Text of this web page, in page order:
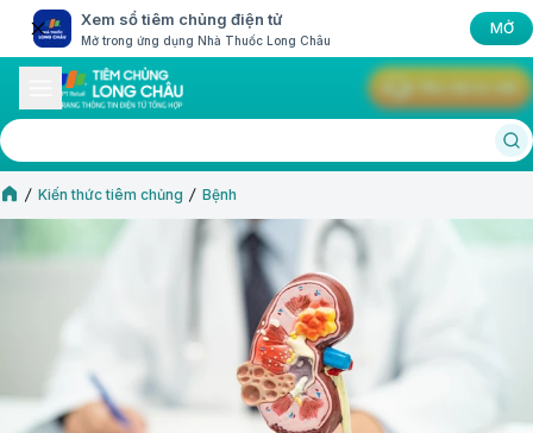
Xem sổ tiêm chủng điện tử
Mở trong ứng dụng Nhà Thuốc Long Châu
MỞ
Kiến thức tiêm chủng Bệnh